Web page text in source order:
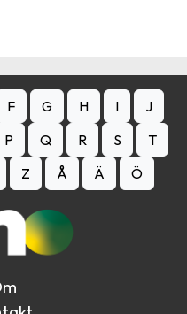
F G H I
J
P Q R S
T
Z Å Ä Ö